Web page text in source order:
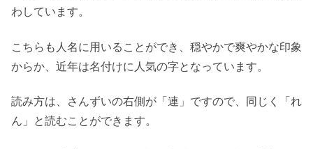
わしています。
こちらも人名に用いることができ、穏やかで爽やかな印象
からか、近年は名付けに人気の字となっています。
読み方は、さんずいの右側が「連」ですので、同じく「れ
ん」と読むことができます。